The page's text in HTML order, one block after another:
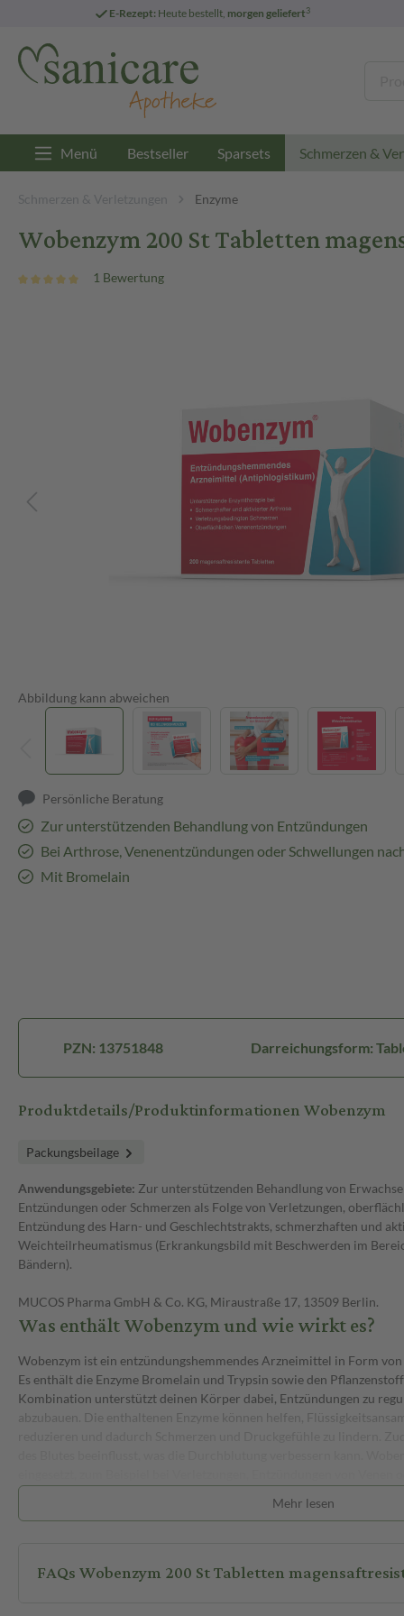
E-Rezept: Heute bestellt, morgen geliefert3
Menü Bestseller Sparsets Schmerzen &
Schmerzen & Verletzungen Enzyme
Wobenzym 200 St Tabletten
1 Bewertung
Abbildung kann abweichen
Persönliche Beratung
Zur unterstützenden Behandlung von Entzündungen
Bei Arthrose, Venenentzündungen oder Schwellungen
Mit Bromelain
PZN: 13751848 Darreichungsform:
Produktdetails/Produktinformationen Wobenzym
Packungsbeilage
Anwendungsgebiete: Zur unterstützenden Behandlung von
Entzündungen oder Schmerzen als Folge von Verletzungen,
Entzündung des Harn- und Geschlechtstrakts, schmerzhaften und
Weichteilrheumatismus (Erkrankungsbild mit Beschwerden im
Bändern).
MUCOS Pharma GmbH & Co. KG, Miraustraße 17, 13509 Berlin.
Was enthält Wobenzym und wie wirkt es?
Wobenzym ist ein entzündungshemmendes Arzneimittel in Form
Es enthält die Enzyme Bromelain und Trypsin sowie den
Kombination unterstützt deinen Körper dabei, Entzündungen zu
abzubauen. Die enthaltenen Enzyme können helfen,
Urogenitaltrakts sowie bei Gelenkbeschwerden wie Arthrose oder
Wechselwirkungen
Wenn du Wobenzym zusammen mit anderen Arzneimitteln
kommen. Besonders wichtig ist dies bei Medikamenten, die die
Mehr lesen
FAQs Wobenzym 200 St Tabletten